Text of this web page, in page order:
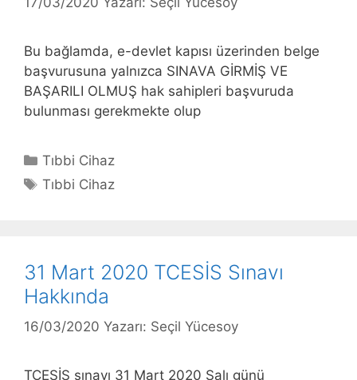
Bu bağlamda, e-devlet kapısı üzerinden belge
başvurusuna yalnızca SINAVA GİRMİŞ VE
BAŞARILI OLMUŞ hak sahipleri başvuruda
bulunması gerekmekte olup
Kategoriler
Tıbbi Cihaz
Etiketler
Tıbbi Cihaz
31 Mart 2020 TCESİS Sınavı
Hakkında
16/03/2020 Yazarı: Seçil Yücesoy
TCESİS sınavı 31 Mart 2020 Salı günü